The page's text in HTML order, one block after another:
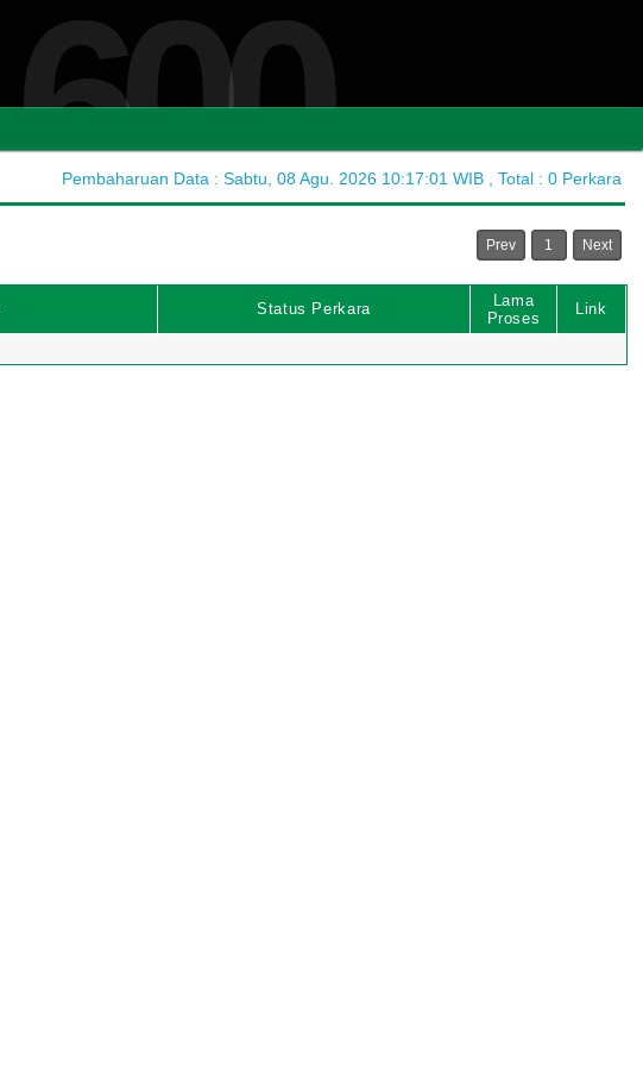
600
Pembaharuan Data : Sabtu, 08 Agu. 2026 10:17:01 WIB , Total : 0 Perkara
Prev 1 Next
Status Perkara
Lama
Proses
Link